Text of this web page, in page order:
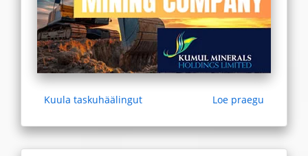
Kuula taskuhäälingut Loe praegu